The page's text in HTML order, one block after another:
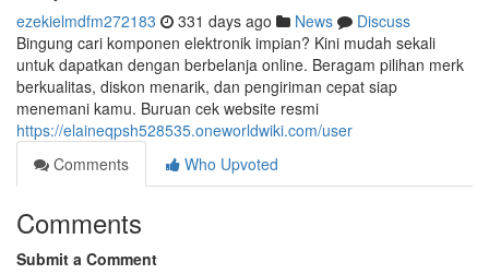
ezekielmdfm272183 331 days ago News
Discuss
Bingung cari komponen elektronik impian? Kini mudah sekali
untuk dapatkan dengan berbelanja online. Beragam pilihan merk
berkualitas, diskon menarik, dan pengiriman cepat siap
menemani kamu. Buruan cek website resmi
https://elaineqpsh528535.oneworldwiki.com/user
Comments
Who Upvoted
Comments
Submit a Comment